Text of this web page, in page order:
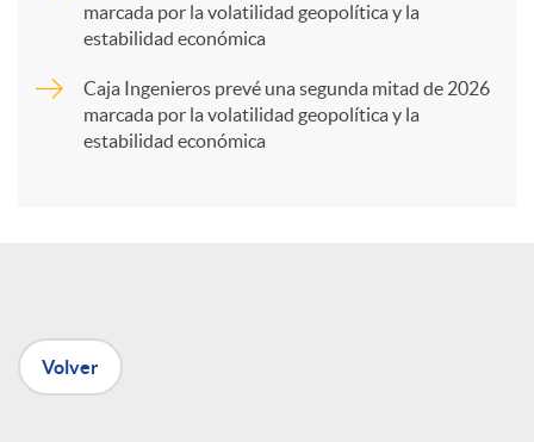
n
marcada por la volatilidad geopolítica y la
estabilidad económica
Caja Ingenieros prevé una segunda mitad de 2026
marcada por la volatilidad geopolítica y la
estabilidad económica
Volver